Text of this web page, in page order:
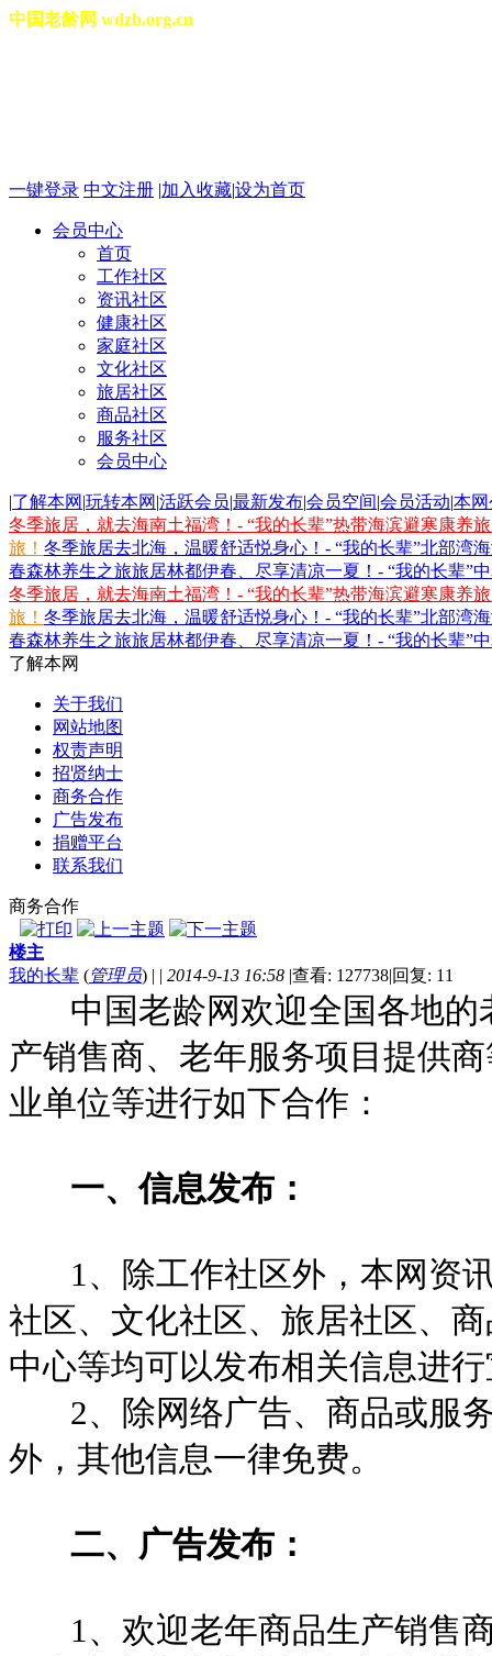
中国老龄网 wdzb.org.cn
一键登录 中文注册 |加入收藏|设为首页
会员中心
首页
工作社区
资讯社区
健康社区
家庭社区
文化社区
旅居社区
商品社区
服务社区
会员中心
|了解本网 |玩转本网 |活跃会员|最新发布|会员空间|会员活动|本
冬季旅居，就去海南土福湾！- “我的长辈”热带海滨避寒康养
旅！ 冬季旅居去北海，温暖舒适悦身心！- “我的长辈”北部湾
春森林养生之旅旅居林都伊春、尽享清凉一夏！- “我的长辈”
冬季旅居，就去海南土福湾！- “我的长辈”热带海滨避寒康养
旅！ 冬季旅居去北海，温暖舒适悦身心！- “我的长辈”北部湾
春森林养生之旅旅居林都伊春、尽享清凉一夏！- “我的长辈”
了解本网
关于我们
网站地图
权责声明
招贤纳士
商务合作
广告发布
捐赠平台
联系我们
商务合作
楼主
我的长辈 (管理员) | | 2014-9-13 16:58 |查看: 127738|回复: 11
中国老龄网欢迎全国各地的
产销售商、老年服务项目提供
业单位等进行如下合作：
一、信息发布：
1、除工作社区外，本网资
社区、文化社区、旅居社区、
中心等均可以发布相关信息进
2、除网络广告、商品或服
外，其他信息一律免费。
二、广告发布：
1、欢迎老年商品生产销售